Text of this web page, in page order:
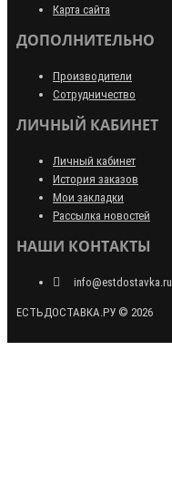
Карта сайта
ДОПОЛНИТЕЛЬНО
Производители
Сотрудничество
ЛИЧНЫЙ КАБИНЕТ
Личный кабинет
История заказов
Мои закладки
Рассылка новостей
НАШИ КОНТАКТЫ
info@estdostavka.ru
ЕСТЬДОСТАВКА.РУ © 2026